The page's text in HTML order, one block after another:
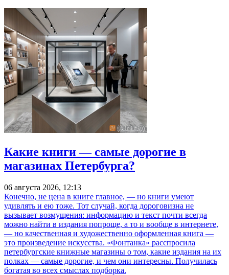
Какие книги — самые дорогие в
магазинах Петербурга?
06 августа 2026, 12:13
Конечно, не цена в книге главное, — но книги умеют
удивлять и ею тоже. Тот случай, когда дороговизна не
вызывает возмущения: информацию и текст почти всегда
можно найти в издания попроще, а то и вообще в интернете,
— но качественная и художественно оформленная книга —
это произведение искусства. «Фонтанка» расспросила
петербургские книжные магазины о том, какие издания на их
полках — самые дорогие, и чем они интересны. Получилась
богатая во всех смыслах подборка.